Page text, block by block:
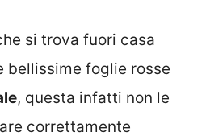
si trova fuori casa
bellissime foglie rosse
, questa infatti non le
correttamente